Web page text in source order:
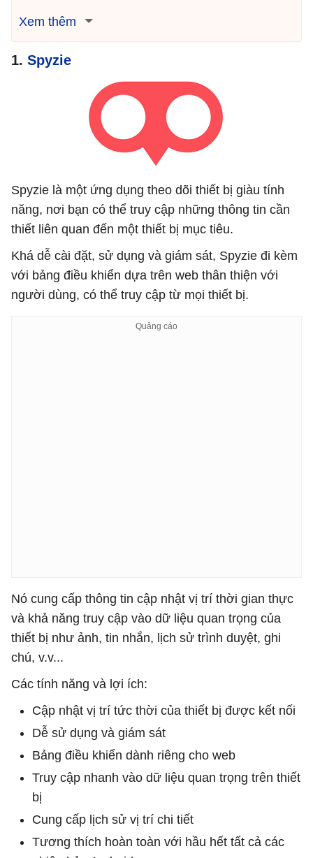
Xem thêm
1. Spyzie
Spyzie là một ứng dụng theo dõi thiết bị giàu tính
năng, nơi bạn có thể truy cập những thông tin cần
thiết liên quan đến một thiết bị mục tiêu.
Khá dễ cài đặt, sử dụng và giám sát, Spyzie đi kèm
với bảng điều khiển dựa trên web thân thiện với
người dùng, có thể truy cập từ mọi thiết bị.
Nó cung cấp thông tin cập nhật vị trí thời gian thực
và khả năng truy cập vào dữ liệu quan trọng của
thiết bị như ảnh, tin nhắn, lịch sử trình duyệt, ghi
chú, v.v...
Các tính năng và lợi ích:
Cập nhật vị trí tức thời của thiết bị được kết nối
Dễ sử dụng và giám sát
Bảng điều khiển dành riêng cho web
Truy cập nhanh vào dữ liệu quan trọng trên thiết
bị
Cung cấp lịch sử vị trí chi tiết
Tương thích hoàn toàn với hầu hết tất cả các